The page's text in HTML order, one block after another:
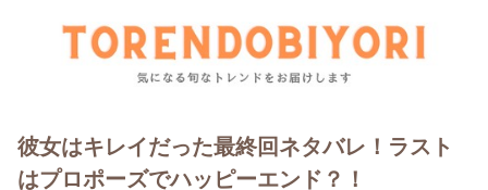
彼女はキレイだった最終回ネタバレ！ラスト
はプロポーズでハッピーエンド？！